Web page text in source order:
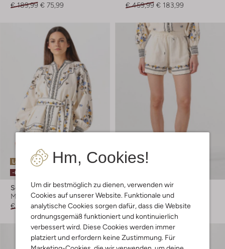
Hm, Cookies!
Um dir bestmöglich zu dienen, verwenden wir
Cookies auf unserer Website. Funktionale und
analytische Cookies sorgen dafür, dass die Website
ordnungsgemäß funktioniert und kontinuierlich
verbessert wird. Diese Cookies werden immer
platziert und erfordern keine Zustimmung. Für
€ 189,99 € 75,99
€ 459,99 € 183,99
Letzte Größen
-60%
Scarlett Poppies
Minikleid
€ 489,99 € 195,99
Letzter Artikel
Scarlett Poppies
Kurze Hose
€ 214,99 € 85,99